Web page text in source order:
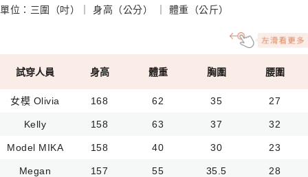
單位：三圍（吋）｜ 身高（公分） ｜ 體重（公斤）
試穿人員 身高 體重 胸圍 腰圍
女模 Olivia 168 62 35 27
Kelly 158 63 37 32
Model MIKA 158 40 30 23
Megan 157 55 35.5 28